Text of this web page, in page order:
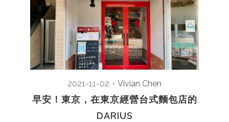
2021-11-02 ・ Vivian Chen
早安！東京，在東京經營台式麵包店的
DARIUS